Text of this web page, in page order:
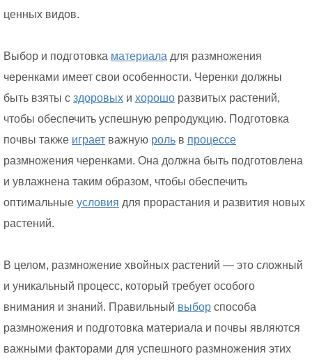
ценных видов.
Выбор и подготовка материала для размножения
черенками имеет свои особенности. Черенки должны
быть взяты с здоровых и хорошо развитых растений,
чтобы обеспечить успешную репродукцию. Подготовка
почвы также играет важную роль в процессе
размножения черенками. Она должна быть подготовлена
и увлажнена таким образом, чтобы обеспечить
оптимальные условия для прорастания и развития новых
растений.
В целом, размножение хвойных растений — это сложный
и уникальный процесс, который требует особого
внимания и знаний. Правильный выбор способа
размножения и подготовка материала и почвы являются
важными факторами для успешного размножения этих